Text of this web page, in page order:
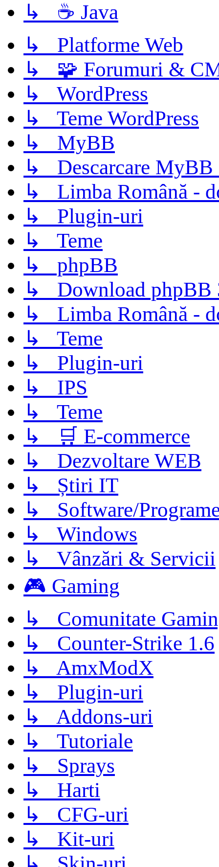
↳ ☕ Java
↳ Platforme Web
↳ 🧩 Forumuri &
↳ WordPress
↳ Teme WordPress
↳ MyBB
↳ Descarcare MyBB
↳ Limba Română -
↳ Plugin-uri
↳ Teme
↳ phpBB
↳ Download phpBB
↳ Limba Română -
↳ Teme
↳ Plugin-uri
↳ IPS
↳ Teme
↳ 🛒 E-commerce
↳ Dezvoltare WEB
↳ Știri IT
↳ Software/
↳ Windows
↳ Vânzări & Servicii
🎮 Gaming
↳ Comunitate
↳ Counter-Strike 1.6
↳ AmxModX
↳ Plugin-uri
↳ Addons-uri
↳ Tutoriale
↳ Sprays
↳ Harti
↳ CFG-uri
↳ Kit-uri